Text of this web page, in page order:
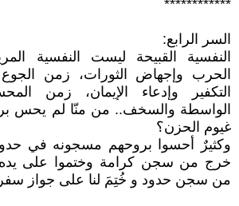
************
السر الرابع:
النفسية القبيحة ليست النفسية
الحرب وإجهاض الثورات، زمن الجوع
التكفير وإدعاء الإيمان، زمن
الواسطة والسخف.. من منّا لم يحس
غيوم الحزن؟
وكثيرٌ أحسوا بروحهم مسجونه في
خرج من سجن كرامة وختموا على يده،
من سجن حدود و خُتِمَ لنا على جواز